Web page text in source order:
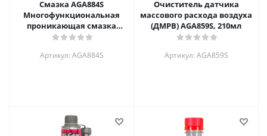
Смазка AGA884S
Многофункциональная
проникающая смазка
аэрозоль, 650мл
Артикул: AGA884S
Очиститель датчика
массового расхода воздуха
(ДМРВ) AGA859S, 210мл
Артикул: AGA859S